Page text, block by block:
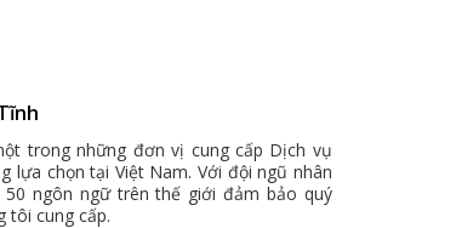
trong những đơn vị cung cấp Dịch vụ
lựa chọn tại Việt Nam. Với đội ngũ nhân
ngôn ngữ trên thế giới đảm bảo quý
tôi cung cấp.